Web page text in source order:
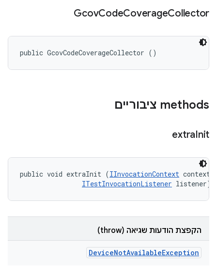
GcovCodeCoverageCollector
public GcovCodeCoverageCollector ()
‫methods ציבוריים
extraInit
public void extraInit (IInvocationContext
ITestInvocationListener listener)
הקפצת הודעות שגיאה (throw)
DeviceNotAvailableException